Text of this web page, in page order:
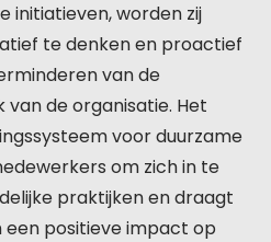
initiatieven, worden zij
te denken en proactief
van de
de organisatie. Het
voor duurzame
om zich in te
praktijken en draagt
positieve impact op